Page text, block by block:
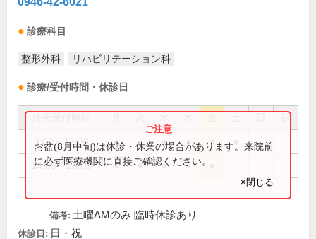
診療科目
整形外科 リハビリテーション科
診療/受付時間・休診日
祝
9:00～12:30 ● ● ● ● ●
14:00～18:00 ● ● ● ●
お盆(8月中旬)は休診・休業の場合があります。来院前
に必ず医療機関に直接ご確認ください。
×閉じる
備考: 土曜AMのみ 臨時休診あり
休診日: 日・祝